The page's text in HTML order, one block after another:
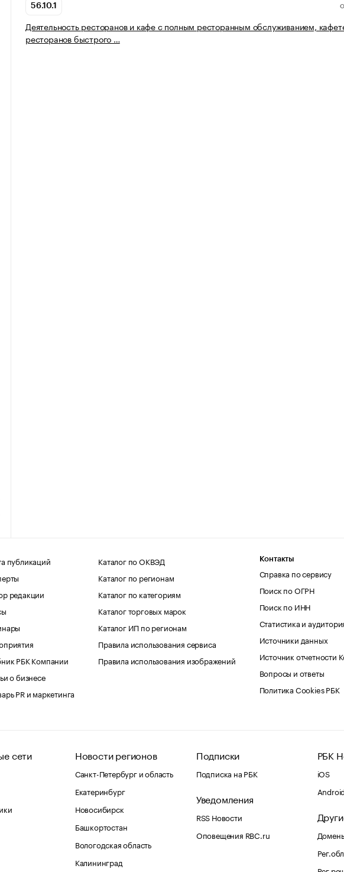
56.10.1
Деятельность ресторанов и кафе с полным ресторанным обслуживанием,
ресторанов быстрого …
публикаций
редакции
РБК Компании
о бизнесе
PR и маркетинга
Каталог по ОКВЭД
Каталог по регионам
Каталог по категориям
Каталог торговых марок
Каталог ИП по регионам
Правила использования сервиса
Правила использования изображений
Контакты
Справка по сервису
Поиск по ОГРН
Поиск по ИНН
Статистика и
Источники данных
Источник отчетности
Вопросы и ответы
Политика Cookies РБК
сети Новости регионов
Санкт-Петербург и область
Екатеринбург
Новосибирск
Башкортостан
Вологодская область
Калининград
Подписки
Подписка на РБК
Уведомления
RSS Новости
Оповещения RBC.ru
РБК
iOS